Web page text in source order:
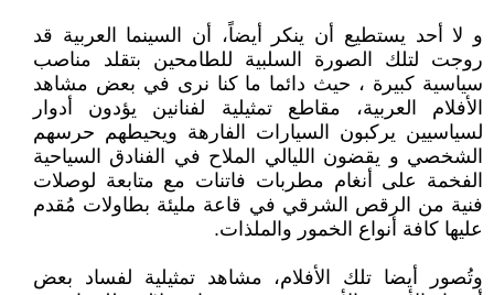
و لا أحد يستطيع أن ينكر أيضاً، أن السينما العربية قد
روجت لتلك الصورة السلبية للطامحين بتقلد مناصب
سياسية كبيرة ، حيث دائما ما كنا نرى في بعض مشاهد
الأفلام العربية، مقاطع تمثيلية لفنانين يؤدون أدوار
لسياسيين يركبون السيارات الفارهة ويحيطهم حرسهم
الشخصي و يقضون الليالي الملاح في الفنادق السياحية
الفخمة على أنغام مطربات فاتنات مع متابعة لوصلات
فنية من الرقص الشرقي في قاعة مليئة بطاولات مُقدم
عليها كافة أنواع الخمور والملذات.
وتُصور أيضا تلك الأفلام، مشاهد تمثيلية لفساد بعض